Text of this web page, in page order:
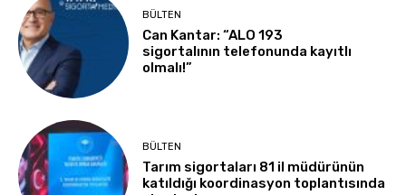
BÜLTEN
Can Kantar: “ALO 193
sigortalının telefonunda kayıtlı
olmalı!”
BÜLTEN
Tarım sigortaları 81 il müdürünün
katıldığı koordinasyon toplantısında